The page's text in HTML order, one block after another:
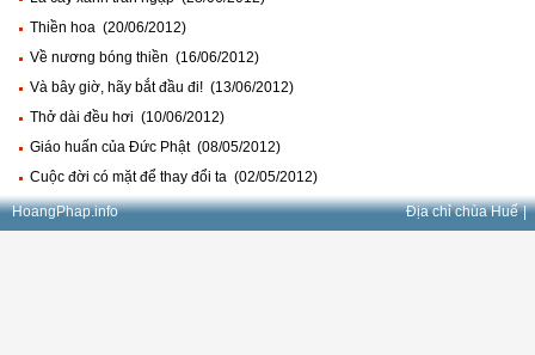
Thiền hoa (20/06/2012)
Về nương bóng thiền (16/06/2012)
Và bây giờ, hãy bắt đầu đi! (13/06/2012)
Thở dài đều hơi (10/06/2012)
Giáo huấn của Đức Phật (08/05/2012)
Cuộc đời có mặt để thay đổi ta (02/05/2012)
HoangPhap.info Địa chỉ chùa Huế |